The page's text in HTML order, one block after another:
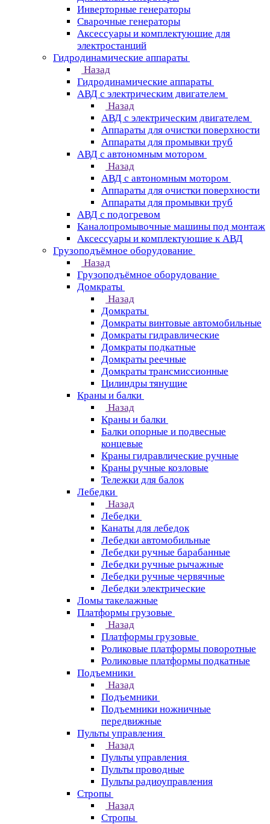
Инверторные генераторы
Сварочные генераторы
Аксессуары и комплектующие для
электростанций
Гидродинамические аппараты
Назад
Гидродинамические аппараты
АВД с электрическим двигателем
Назад
АВД с электрическим двигателем
Аппараты для очистки поверхности
Аппараты для промывки труб
АВД с автономным мотором
Назад
АВД с автономным мотором
Аппараты для очистки поверхности
Аппараты для промывки труб
АВД с подогревом
Каналопромывочные машины под монтаж
Аксессуары и комплектующие к АВД
Грузоподъёмное оборудование
Назад
Грузоподъёмное оборудование
Домкраты
Назад
Домкраты
Домкраты винтовые автомобильные
Домкраты гидравлические
Домкраты подкатные
Домкраты реечные
Домкраты трансмиссионные
Цилиндры тянущие
Краны и балки
Назад
Краны и балки
Балки опорные и подвесные
концевые
Краны гидравлические ручные
Краны ручные козловые
Тележки для балок
Лебедки
Назад
Лебедки
Канаты для лебедок
Лебедки автомобильные
Лебедки ручные барабанные
Лебедки ручные рычажные
Лебедки ручные червячные
Лебедки электрические
Ломы такелажные
Платформы грузовые
Назад
Платформы грузовые
Роликовые платформы поворотные
Роликовые платформы подкатные
Подъемники
Назад
Подъемники
Подъемники ножничные
передвижные
Пульты управления
Назад
Пульты управления
Пульты проводные
Пульты радиоуправления
Стропы
Назад
Стропы